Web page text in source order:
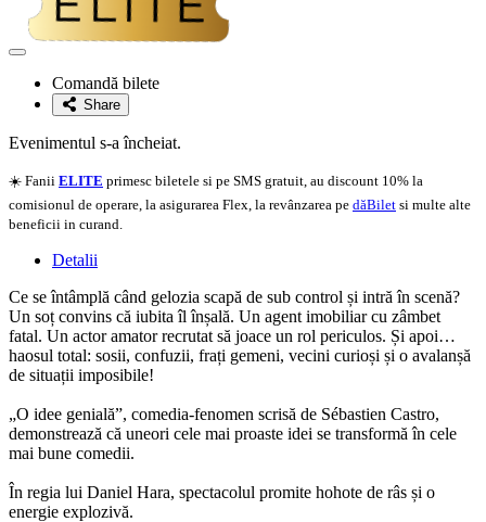
Adaugă
favoriteComandă bilete
Share
Evenimentul s-a încheiat.
☀️ Fanii ELITE primesc biletele si pe SMS gratuit, au discount 10% la
comisionul de operare, la asigurarea Flex, la revânzarea pe dăBilet si multe alte
beneficii in curand.
Detalii
Ce se întâmplă când gelozia scapă de sub control și intră în scenă?
Un soț convins că iubita îl înșală. Un agent imobiliar cu zâmbet
fatal. Un actor amator recrutat să joace un rol periculos. Și apoi…
haosul total: sosii, confuzii, frați gemeni, vecini curioși și o avalanșă
de situații imposibile!
„O idee genială”, comedia-fenomen scrisă de Sébastien Castro,
demonstrează că uneori cele mai proaste idei se transformă în cele
mai bune comedii.
În regia lui Daniel Hara, spectacolul promite hohote de râs și o
energie explozivă.